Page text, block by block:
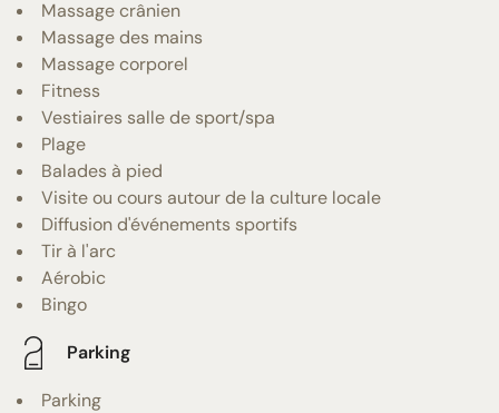
Massage crânien
Massage des mains
Massage corporel
Fitness
Vestiaires salle de sport/spa
Plage
Balades à pied
Visite ou cours autour de la culture locale
Diffusion d'événements sportifs
Tir à l'arc
Aérobic
Bingo
Parking
Parking